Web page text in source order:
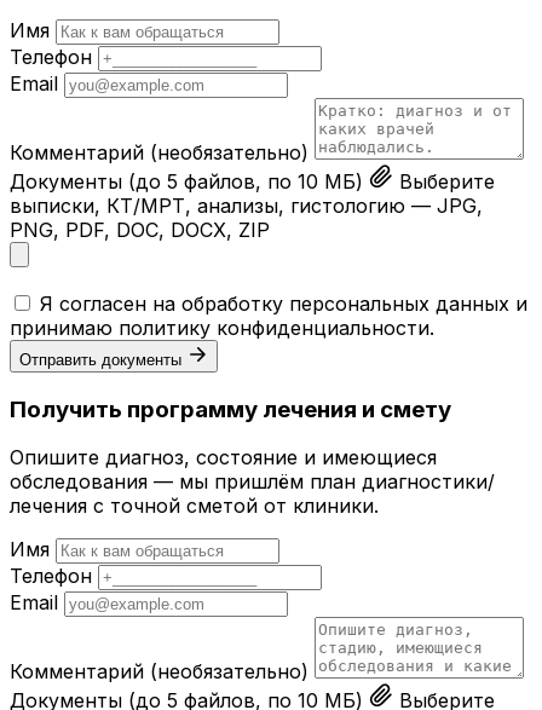
Имя
Телефон
Email
Комментарий (необязательно)
Документы (до 5 файлов, по 10 МБ)
Выберите
выписки, КТ/МРТ, анализы, гистологию — JPG,
PNG, PDF, DOC, DOCX, ZIP
Я согласен на обработку персональных данных и
принимаю политику конфиденциальности.
Отправить документы
Получить программу лечения и смету
Опишите диагноз, состояние и имеющиеся
обследования — мы пришлём план диагностики/
лечения с точной сметой от клиники.
Имя
Телефон
Email
Комментарий (необязательно)
Документы (до 5 файлов, по 10 МБ) Выберите